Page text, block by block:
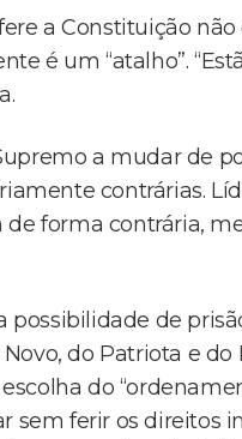
a Constituição não
é um “atalho”.
a mudar de
contrárias.
forma contrária,
possibilidade de
do Patriota e do
do
ferir os direitos